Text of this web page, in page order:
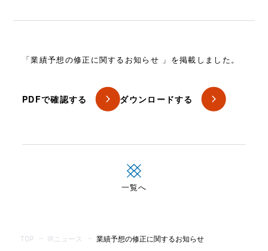
「業績予想の修正に関するお知らせ 」を掲載しました。
PDFで確認する ダウンロードする
一覧へ
TOP — IRニュース — 業績予想の修正に関するお知らせ